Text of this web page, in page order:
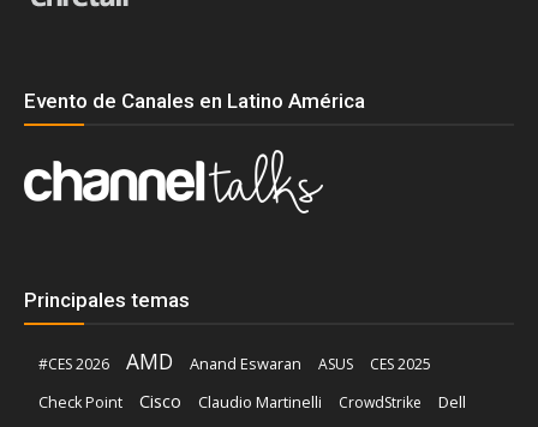
Evento de Canales en Latino América
Principales temas
#CES 2026 AMD Anand Eswaran ASUS
CES 2025
Check Point
Cisco Claudio Martinelli CrowdStrike Dell